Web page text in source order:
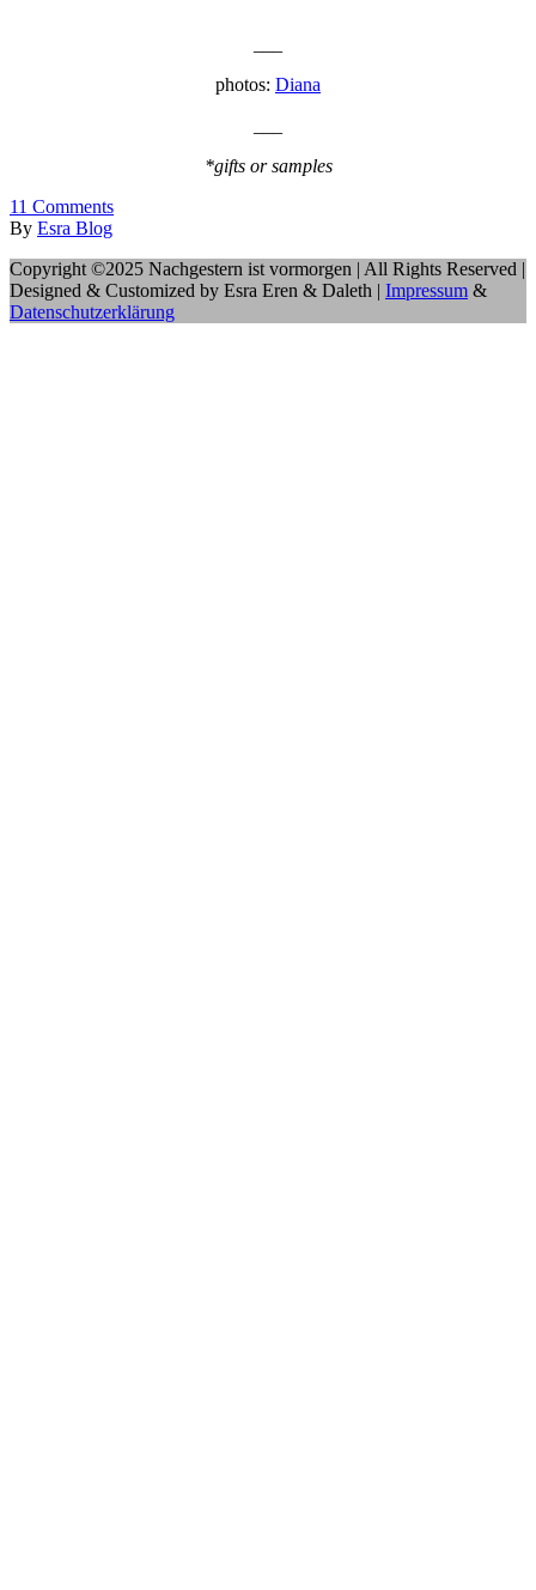
photos: Diana
*gifts or samples
11 Comments
By Esra Blog
Copyright ©2025 Nachgestern ist vormorgen | All Rights Reserved |
Designed & Customized by Esra Eren & Daleth | Impressum &
Datenschutzerklärung